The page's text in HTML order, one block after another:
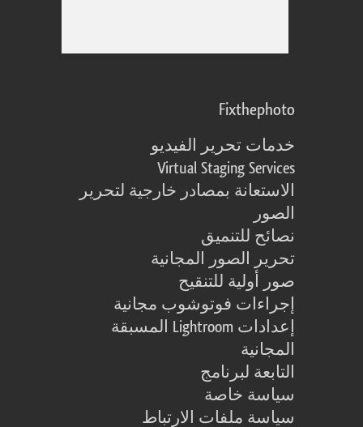
Fixthephoto
خدمات تحرير الفيديو
Virtual Staging Services
الاستعانة بمصادر خارجية لتحرير
الصور
نصائح للتنميق
تحرير الصور المجانية
صور أولية للتنقيح
إجراءات فوتوشوب مجانية
إعدادات Lightroom المسبقة
المجانية
التابعة لبرنامج
سياسة خاصة
سياسة ملفات الارتباط